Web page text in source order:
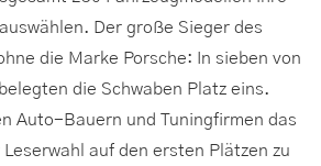
Der große Sieger des
die Marke Porsche: In sieben von
die Schwaben Platz eins.
Auto-Bauern und Tuningfirmen das
auf den ersten Plätzen zu